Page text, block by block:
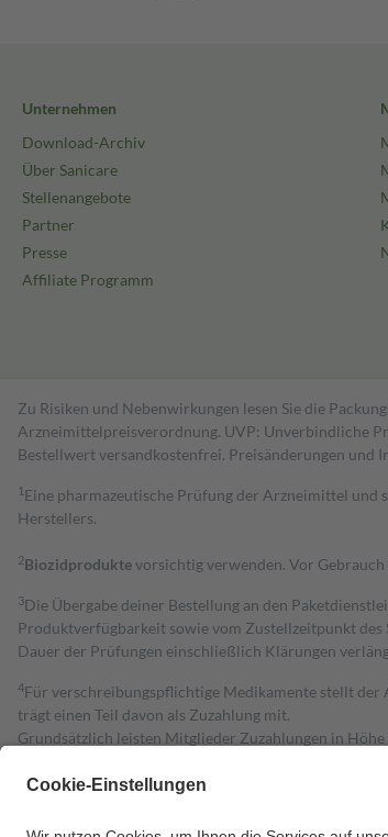
Unternehmen
Download-Archiv
Über Sanicare
Stellenangebote
Partner
Presse
Affiliate Programm
Zu Risiken und Nebenwirkungen lesen Sie die
Arzneimittelpreisverordnung. UVP: Unverbindliche
Bestell­wert versand­kosten­frei. Preisänderungen und
1 Eine pharmazeutische Prüfung der Arzneimittel
Herstellers.
2Biozidproduktevorsichtig verwenden. Vor
3Die Übergabe deiner Bestellung an den
Produktverfügbarkeit sowie vom Zustellzeitpunkt
Dauer der Prüfungen einschließlich Klärungen
4Für verschreibungspflichtige Medikamente stellt der
trägt einen Teil davon als Zuzahlung mit.
Grundsätzlich leisten Mitglieder Zuzahlungen in Höhe
Diese Regeln gelten grundsätzlich auch für Online-
Um das Engagement der Versicherten für ihre